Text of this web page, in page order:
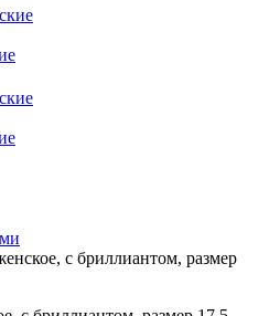
с бриллиантом, размер